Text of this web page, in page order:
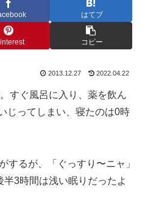
はてブ
コピー
2013.12.27 2022.04.22
すぐ風呂に入り、薬を飲ん
じってしまい、寝たのは0時
するが、「ぐっすり〜ニャ」
3時間は浅い眠りだったよ